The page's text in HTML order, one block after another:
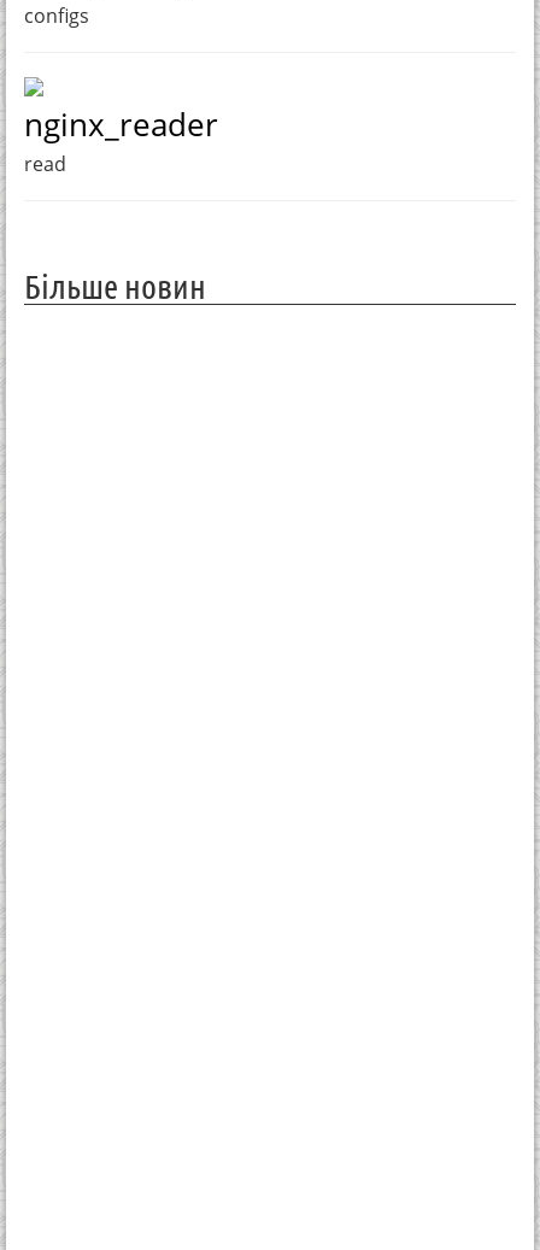
configs
nginx_reader
read
Більше новин